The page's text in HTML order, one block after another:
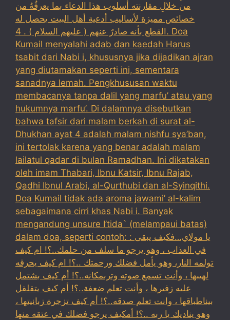
من خلالِ مقارنته أسلوب هذا الدعاء بما يعرفُهُ من
خصائص مميزة لأساليب أدعية أهل البيت يحصل له
القطع بأنه صادرٌ عنهم ( عليهم السلام ) . 4. Doa
Kumail menyalahi adab dan kaedah Harus
tsabit dari Nabi i, khususnya jika dijadikan ajran
yang diutamakan seperti ini, sementara
sanadnya lemah. Pengkhususan waktu
membacanya tanpa dalil yang marfu’ atau yang
hukumnya marfu’. Di dalamnya disebutkan
bahwa tafsir dari malam berkah di surat al-
Dhukhan ayat 4 adalah malam nishfu sya’ban,
ini tertolak karena yang benar adalah malam
lailatul qadar di bulan Ramadhan. Ini dikatakan
oleh imam Thabari, Ibnu Katsir, Ibnu Rajab,
Qadhi Ibnul Arabi, al-Qurthubi dan al-Syinqithi.
Doa Kumail tidak ada aroma jawami’ al-kalim
sebagaimana cirri khas Nabi i. Banyak
mengandung unsure I’tida` (melampaui batas)
dalam doa, seperti contoh: : يا مولاي…فكيف يبقى
في العذاب ، وهو يرجو ما سلف من حلمك..؟! ام كيف
تولمه النار، وهو يأمل فضلك ورحمتك ..؟! ام كيف يحرقه
لهيبها ، وأنت تسمع صوته وترىمكانه..؟! أم كيف بشتمل
عليه زفيرها ، وأنت تعلم ضعفة..؟! أم كيف يتقلقل
بيناطباقها ، وانت تعلم صدقه..؟! أم كيف تزجرة زبانيتها ،
وهو يناديك يا ربه ..؟! أمكيف يرجو فضلك في عتقه منها